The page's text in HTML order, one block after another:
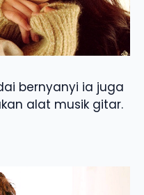
bernyanyi ia juga
alat musik gitar.